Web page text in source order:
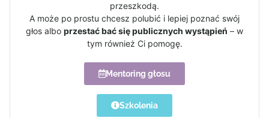
przeszkodą.
A może po prostu chcesz polubić i lepiej poznać swój
głos albo przestać bać się publicznych wystąpień – w
tym również Ci pomogę.
Mentoring głosu
Szkolenia